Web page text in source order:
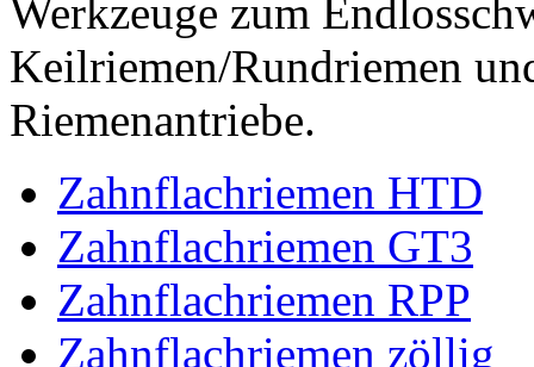
Werkzeuge zum
Keilriemen/Rundriemen
Riemenantriebe.
Zahnflachriemen HTD
Zahnflachriemen GT3
Zahnflachriemen RPP
Zahnflachriemen zöllig